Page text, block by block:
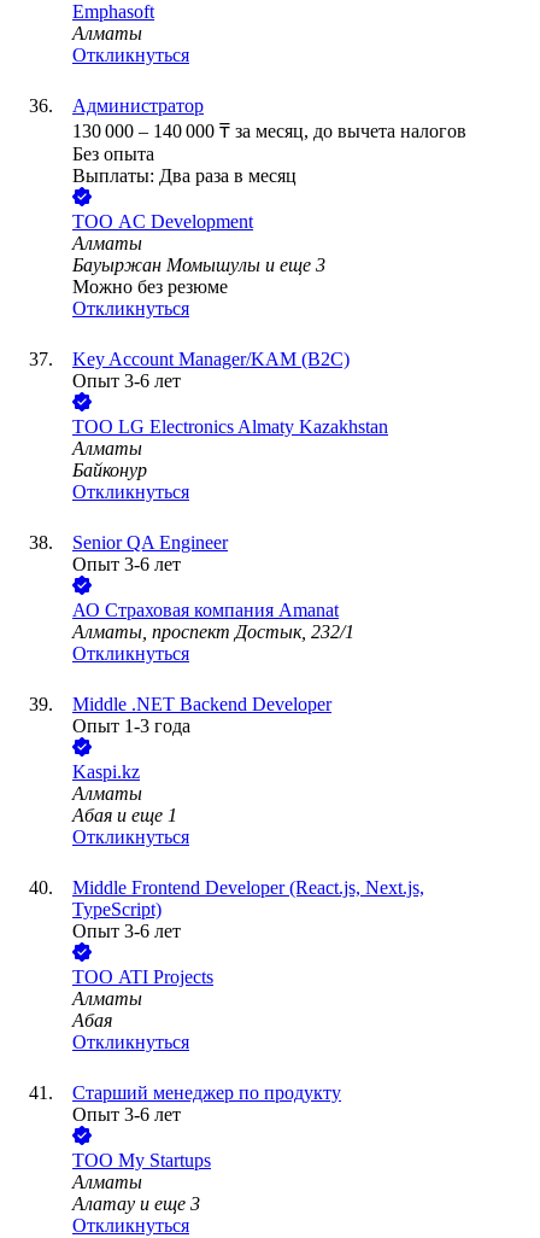
Emphasoft
Алматы
Откликнуться
Администратор
130 000 – 140 000 ₸ за месяц, до вычета налогов
Без опыта
Выплаты: Два раза в месяц
ТОО AC Development
Алматы
Бауыржан Момышулы и еще 3
Можно без резюме
Откликнуться
Key Account Manager/KAM (B2C)
Опыт 3-6 лет
ТОО LG Electronics Almaty Kazakhstan
Алматы
Байконур
Откликнуться
Senior QA Engineer
Опыт 3-6 лет
АО Страховая компания Amanat
Алматы, проспект Достык, 232/1
Откликнуться
Middle .NET Backend Developer
Опыт 1-3 года
Kaspi.kz
Алматы
Абая и еще 1
Откликнуться
Middle Frontend Developer (React.js, Next.js,
TypeScript)
Опыт 3-6 лет
ТОО ATI Projects
Алматы
Абая
Откликнуться
Старший менеджер по продукту
Опыт 3-6 лет
ТОО My Startups
Алматы
Алатау и еще 3
Откликнуться